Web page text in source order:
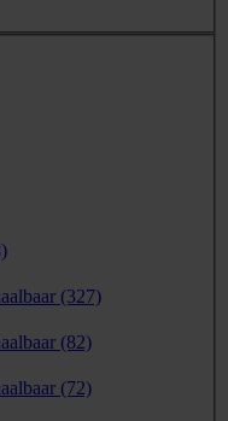
(327)
(82)
(72)